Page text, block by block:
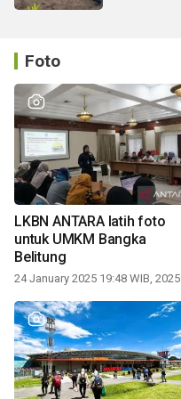
Foto
LKBN ANTARA latih foto
untuk UMKM Bangka
Belitung
24 January 2025 19:48 WIB, 2025